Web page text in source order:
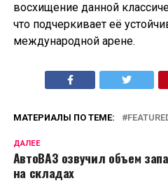
восхищение данной
что подчеркивает её
международной арене.
МАТЕРИАЛЫ ПО ТЕМЕ:
ДАЛЕЕ
АвтоВАЗ озвучил объем
на складах